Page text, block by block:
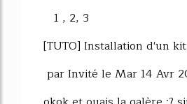
1 , 2, 3
[TUTO] Installation d'un
par Invité le Mar 14 Avr